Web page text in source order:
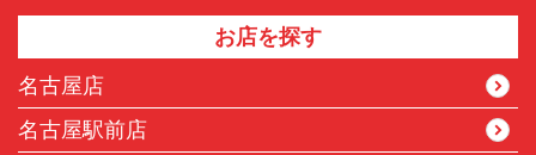
お店を探す
名古屋店
名古屋駅前店